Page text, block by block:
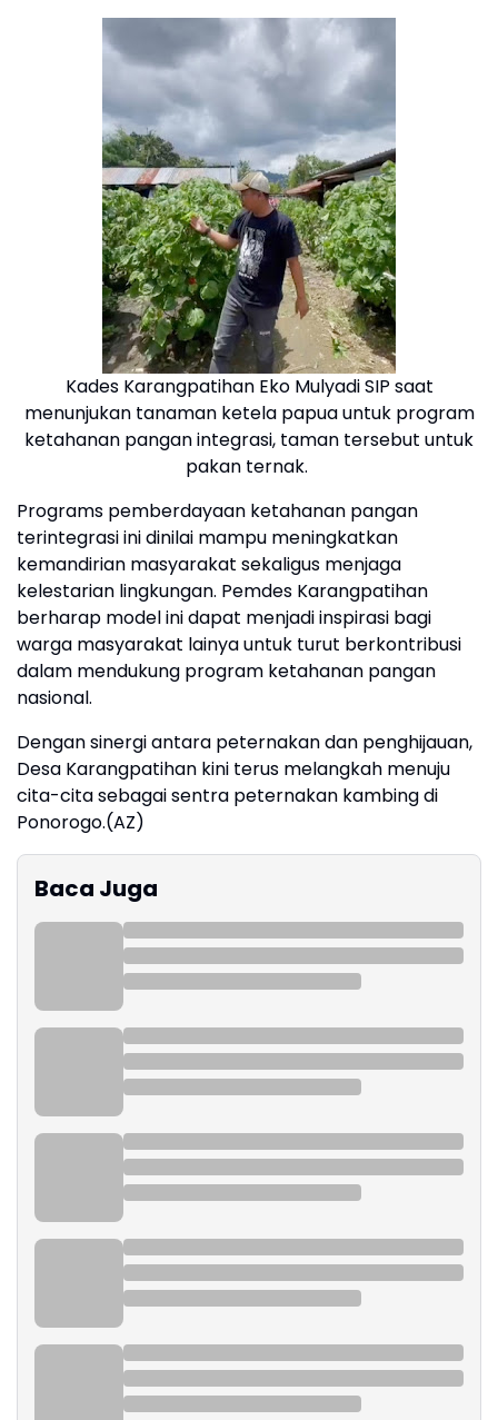
Kades Karangpatihan Eko Mulyadi SIP saat
menunjukan tanaman ketela papua untuk program
ketahanan pangan integrasi, taman tersebut untuk
pakan ternak.
Programs pemberdayaan ketahanan pangan
terintegrasi ini dinilai mampu meningkatkan
kemandirian masyarakat sekaligus menjaga
kelestarian lingkungan. Pemdes Karangpatihan
berharap model ini dapat menjadi inspirasi bagi
warga masyarakat lainya untuk turut berkontribusi
dalam mendukung program ketahanan pangan
nasional.
Dengan sinergi antara peternakan dan penghijauan,
Desa Karangpatihan kini terus melangkah menuju
cita-cita sebagai sentra peternakan kambing di
Ponorogo.(AZ)
Baca Juga